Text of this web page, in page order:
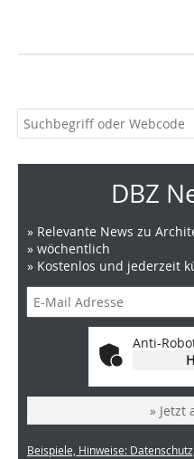
DBZ
» Relevante News zu
» wöchentlich
» Kostenlos und jederzeit
Anti-
» Jetzt
Beispiele, Hinweise: